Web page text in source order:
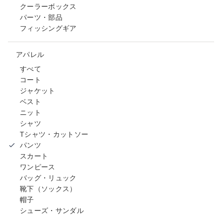
クーラーボックス
パーツ・部品
フィッシングギア
アパレル
すべて
コート
ジャケット
ベスト
ニット
シャツ
Tシャツ・カットソー
パンツ
スカート
ワンピース
バッグ・リュック
靴下（ソックス）
帽子
シューズ・サンダル